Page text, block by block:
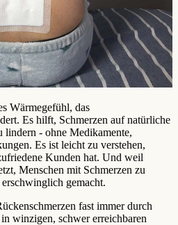
Wärmegefühl, das
Es hilft, Schmerzen auf natürliche
lindern - ohne Medikamente,
Es ist leicht zu verstehen,
Kunden hat. Und weil
Menschen mit Schmerzen zu
gemacht.
fast immer durch
winzigen, schwer erreichbaren